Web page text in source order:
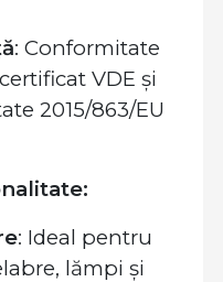
: Conformitate
VDE și
2015/863/EU
: Ideal pentru
lămpi și